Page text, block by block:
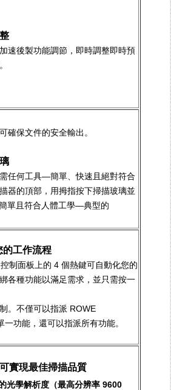
速後製功能調節，即時調整即時預
確保文件的安全輸出。
任何工具—簡單、快速且絕對符合
器的頂部，用拇指按下掃描玻璃並
單且符合人體工學—典型的
的工作流程
制面板上的 4 個熱鍵可自動化您的
各種功能以滿足需求，並只需按一
。不僅可以指派 ROWE
功能，還可以指派所有功能。
實現最佳掃描品質
光學解析度（最高分辨率 9600